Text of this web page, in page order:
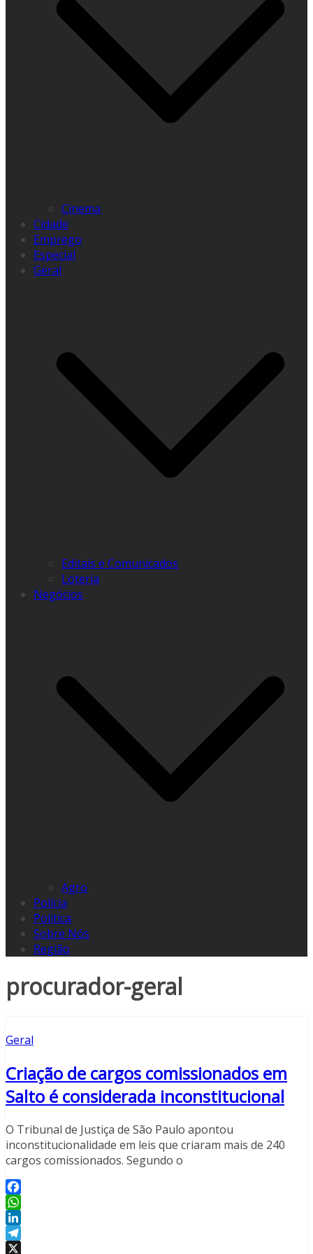
Cinema
Cidade
Emprego
Especial
Geral
Editais e Comunicados
Loteria
Negócios
Agro
Polícia
Política
Sobre Nós
Região
procurador-geral
Geral
Criação de cargos comissionados em
Salto é considerada inconstitucional
O Tribunal de Justiça de São Paulo apontou
inconstitucionalidade em leis que criaram mais de 240
cargos comissionados. Segundo o
Facebook
WhatsApp
LinkedIn
Telegram